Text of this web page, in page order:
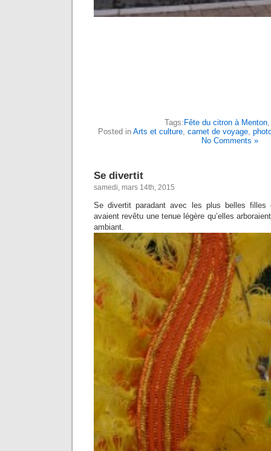
Tags:Fête du citron à Menton
Posted in Arts et culture, carnet de voyage,
No Comments »
Se divertit
samedi, mars 14th, 2015
Se divertit paradant avec les plus belles
avaient revêtu une tenue légère qu’elles
ambiant.